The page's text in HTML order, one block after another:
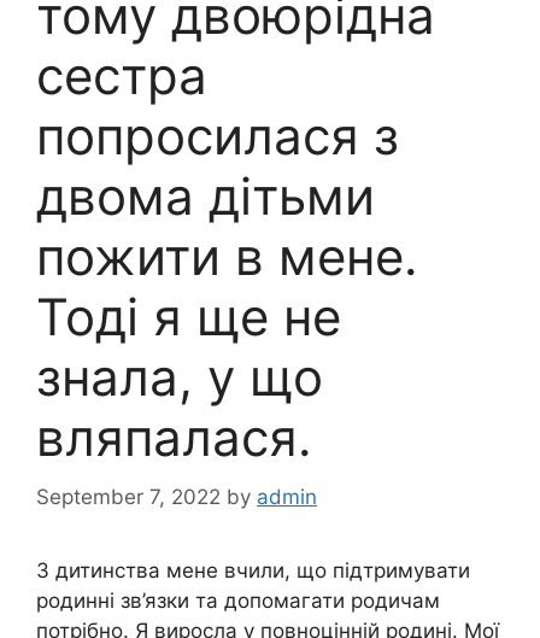
тому двоюрідна
сестра
попросилася з
двома дітьми
пожити в мене.
Тоді я ще не
знала, у що
вляпалася.
September 7, 2022 by admin
З дитинства мене вчили, що підтримувати
родинні зв’язки та допомагати родичам
потрібно. Я виросла у повноцінній родині. Мої